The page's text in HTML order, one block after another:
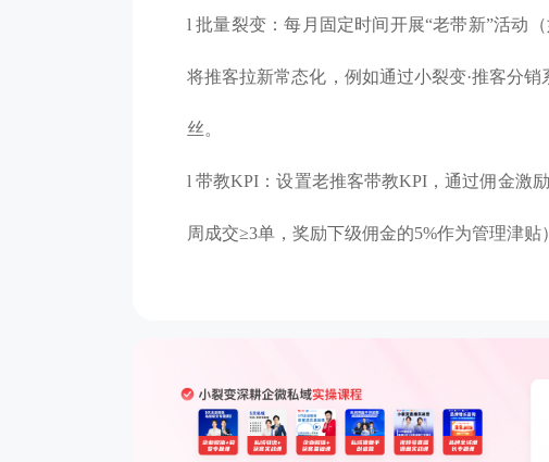
l批量裂变：每月固定时间开展“老带新”活动
将推客拉新常态化，例如通过小裂变·推客分
丝。
l带教KPI：设置老推客带教KPI，通过佣金激
周成交≥3单，奖励下级佣金的5%作为管理津贴